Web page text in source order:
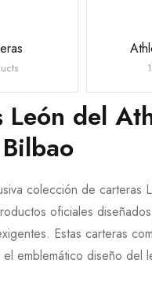
León del
colección de carteras
oficiales
Estas carteras
emblemático diseño del